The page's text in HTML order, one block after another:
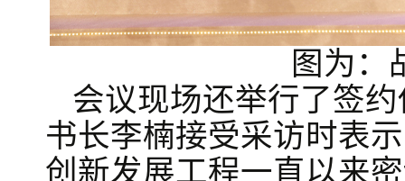
图为：
会议现场还举行了签
书长李楠接受采访时表
创新发展工程一直以来